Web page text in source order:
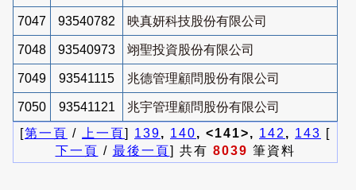
7047 93540782 映真妍科技股份有限公司
7048 93540973 翊聖投資股份有限公司
7049 93541115 兆德管理顧問股份有限公司
7050 93541121
兆宇管理顧問股份有限公司
[第一頁 / 上一頁] 139, 140, <141>, 142 , 143 [
下一頁 / 最後一頁] 共有 8039 筆資料